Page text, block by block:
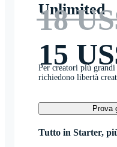
Unlimited
18
15
Per creatori più grandi
richiedono libertà
Prova
Tutto in Starter,